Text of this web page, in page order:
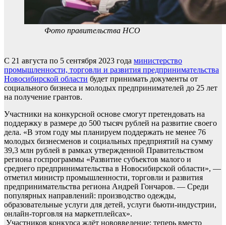
Фото правительства НСО
С 21 августа по 5 сентября 2023 года министерство
промышленности, торговли и развития предпринимательства
Новосибирской области будет принимать документы от
социального бизнеса и молодых предпринимателей до 25 лет
на получение грантов.
Участники на конкурсной основе смогут претендовать на
поддержку в размере до 500 тысяч рублей на развитие своего
дела. «В этом году мы планируем поддержать не менее 76
молодых бизнесменов и социальных предприятий на сумму
39,3 млн рублей в рамках утвержденной Правительством
региона госпрограммы «Развитие субъектов малого и
среднего предпринимательства в Новосибирской области», —
отметил министр промышленности, торговли и развития
предпринимательства региона Андрей Гончаров. — Среди
популярных направлений: производство одежды,
образовательные услуги для детей, услуги бьюти-индустрии,
онлайн-торговля на маркетплейсах».
Участников конкурса ждёт нововведение: теперь вместо